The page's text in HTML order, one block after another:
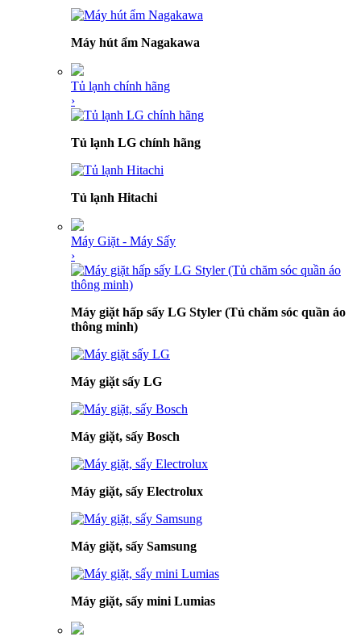
Máy hút ẩm Nagakawa
Tủ lạnh chính hãng
›
Tủ lạnh LG chính hãng
Tủ lạnh Hitachi
Máy Giặt - Máy Sấy
›
Máy giặt hấp sấy LG Styler (Tủ chăm sóc quần áo
thông minh)
Máy giặt sấy LG
Máy giặt, sấy Bosch
Máy giặt, sấy Electrolux
Máy giặt, sấy Samsung
Máy giặt, sấy mini Lumias